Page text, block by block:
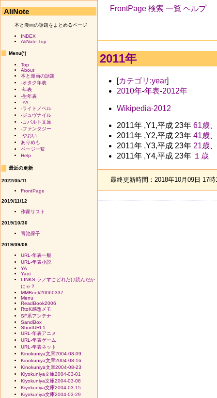
FrontPage 検索 一覧 ヘルプ
2011年
[カテゴリ:year]
2010年-年表-2012年
Wikipedia-2012
2011年 ,Y1,平成 23年 61歳、
2011年 ,Y2,平成 23年 41歳、
2011年 ,Y3,平成 23年 21歳、
2011年 ,Y4,平成 23年 １歳
最終更新時間：2018年10月09日 17
AliNote
本と漫画の話題をまとめるページ
INDEX
AliNote-Top
Menu(*)
Top
About
本と漫画の話題
-オタク年表
-年表
-生年表
-YA
-ライトノベル
-ジュヴナイル
-コバルト文庫
-ファンタジー
-やおい
ありめも
ページ一覧
Help
最近の更新
2022/05/11
FrontPage
2019/11/12
作家リスト
2019/10/30
青池保子
2019/09/08
URL-年表一般
URL-年表小説
YA
Yaoi
LINKS-ラノすごどれだけ読んだか
にゃ？
MMBook20060337
Menu
ReadBook2006
RtoK感想メモ
SF系アンテナ
SandBox
ShortURL1
URL-年表アニメ
URL-年表ゲーム
URL-年表ネット
Kinokuniya文庫2004-08-09
Kinokuniya文庫2004-08-16
Kinokuniya文庫2004-08-23
Kiyokuniya文庫2004-03-01
Kiyokuniya文庫2004-03-08
Kiyokuniya文庫2004-03-15
Kiyokuniya文庫2004-03-29